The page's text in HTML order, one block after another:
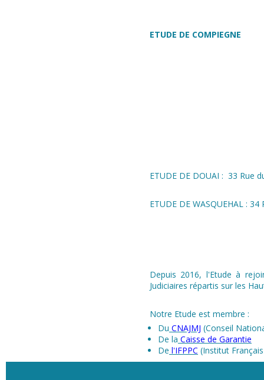
ETUDE DE COMPIEGNE
ETUDE DE DOUAI : 33 Rue
ETUDE DE WASQUEHAL :
Depuis 2016, l'Etude à
Judiciaires répartis sur les
Notre Etude est membre :
Du CNAJMJ (Conseil
De la Caisse de Garantie
De l'IFPPC (Institut